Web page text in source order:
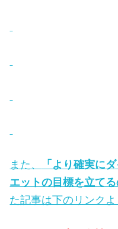
また、
「より確実に
エットの目標を立て
た記事は下のリンク